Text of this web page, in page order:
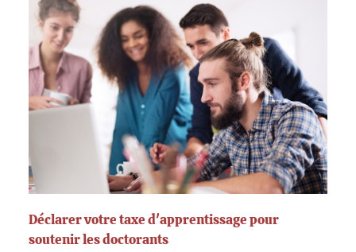
Déclarer votre taxe d'apprentissage pour
soutenir les doctorants